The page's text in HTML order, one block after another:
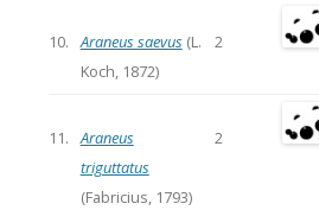
10. Araneus saevus (L.
Koch, 1872)
2
11. Araneus
triguttatus
(Fabricius, 1793)
2